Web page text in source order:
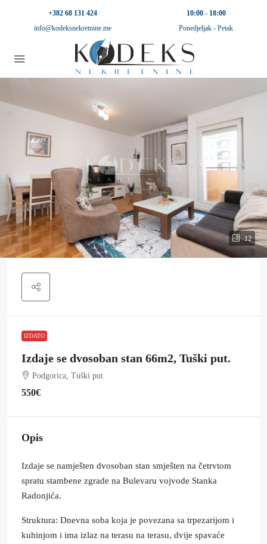
+382 68 131 424
info@kodeksnekretnine.me
10:00 - 18:00
Ponedjeljak - Petak
12
IZDATO
Izdaje se dvosoban stan 66m2, Tuški put.
Podgorica, Tuški put
550€
Opis
Izdaje se namješten dvosoban stan smješten na četrvtom
spratu stambene zgrade na Bulevaru vojvode Stanka
Radonjića.
Struktura: Dnevna soba koja je povezana sa trpezarijom i
kuhinjom i ima izlaz na terasu na terasu, dvije spavaće